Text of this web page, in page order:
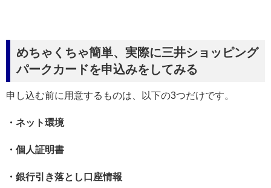
めちゃくちゃ簡単、実際に三井ショッピング
パークカードを申込みをしてみる
申し込む前に用意するものは、以下の3つだけです。
・ネット環境
・個人証明書
・銀行引き落とし口座情報